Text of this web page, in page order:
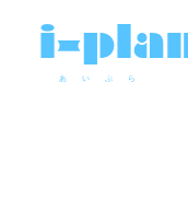
i-
​あ い ぷ ら